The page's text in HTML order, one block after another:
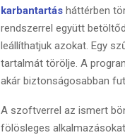
karbantartás háttérben
rendszerrel együtt
leállíthatjuk azokat. Egy
tartalmát törölje. A
akár biztonságosabban
A szoftverrel az ismert
fölösleges